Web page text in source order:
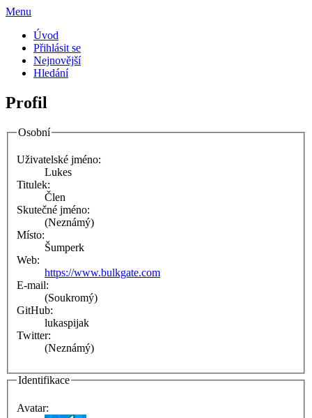
Menu
Úvod
Přihlásit se
Nejnovější
Hledání
Profil
Osobní
Uživatelské jméno:
Lukes
Titulek:
Člen
Skutečné jméno:
(Neznámý)
Místo:
Šumperk
Web:
https://www.bulkgate.com
E-mail:
(Soukromý)
GitHub:
lukaspijak
Twitter:
(Neznámý)
Identifikace
Avatar: